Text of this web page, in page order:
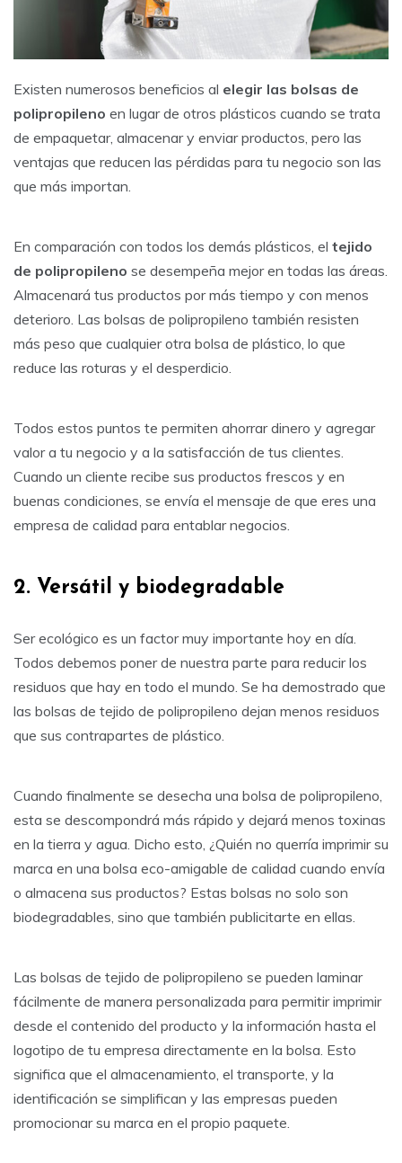
Existen numerosos beneficios al elegir las bolsas de
polipropileno en lugar de otros plásticos cuando se trata
de empaquetar, almacenar y enviar productos, pero las
ventajas que reducen las pérdidas para tu negocio son las
que más importan.
En comparación con todos los demás plásticos, el tejido
de polipropileno se desempeña mejor en todas las áreas.
Almacenará tus productos por más tiempo y con menos
deterioro. Las bolsas de polipropileno también resisten
más peso que cualquier otra bolsa de plástico, lo que
reduce las roturas y el desperdicio.
Todos estos puntos te permiten ahorrar dinero y agregar
valor a tu negocio y a la satisfacción de tus clientes.
Cuando un cliente recibe sus productos frescos y en
buenas condiciones, se envía el mensaje de que eres una
empresa de calidad para entablar negocios.
2. Versátil y biodegradable
Ser ecológico es un factor muy importante hoy en día.
Todos debemos poner de nuestra parte para reducir los
residuos que hay en todo el mundo. Se ha demostrado que
las bolsas de tejido de polipropileno dejan menos residuos
que sus contrapartes de plástico.
Cuando finalmente se desecha una bolsa de polipropileno,
esta se descompondrá más rápido y dejará menos toxinas
en la tierra y agua. Dicho esto, ¿Quién no querría imprimir su
marca en una bolsa eco-amigable de calidad cuando envía
o almacena sus productos? Estas bolsas no solo son
biodegradables, sino que también publicitarte en ellas.
Las bolsas de tejido de polipropileno se pueden laminar
fácilmente de manera personalizada para permitir imprimir
desde el contenido del producto y la información hasta el
logotipo de tu empresa directamente en la bolsa. Esto
significa que el almacenamiento, el transporte, y la
identificación se simplifican y las empresas pueden
promocionar su marca en el propio paquete.